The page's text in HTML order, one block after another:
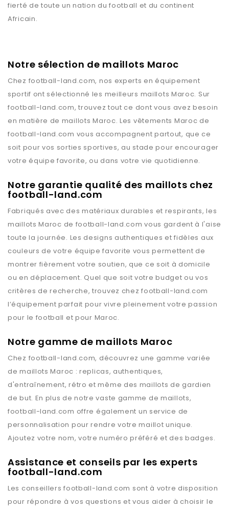
fierté de toute un nation du football et du continent
Africain.
Notre sélection de maillots Maroc
Chez football-land.com, nos experts en équipement
sportif ont sélectionné les meilleurs maillots Maroc. Sur
football-land.com, trouvez tout ce dont vous avez besoin
en matière de maillotsMaroc. Les vêtements Maroc de
football-land.com vous accompagnent partout, que ce
soit pour vos sorties sportives, au stade pour encourager
votre équipe favorite, ou dans votre vie quotidienne.
Notre garantie qualité des maillots chez
football-land.com
Fabriqués avec des matériaux durables et respirants, les
maillotsMaroc de football-land.com vous gardent à l'aise
toute la journée. Les designs authentiques et fidèles aux
couleurs de votre équipe favorite vous permettent de
montrer fièrement votre soutien, que ce soit à domicile
ou en déplacement. Quel que soit votre budget ou vos
critères de recherche, trouvez chezfootball-land.com
l’équipement parfait pour vivre pleinement votre passion
pour le football et pour Maroc.
Notre gamme de maillots Maroc
Chez football-land.com, découvrez une gamme variée
de maillotsMaroc : replicas, authentiques,
d'entraînement, rétro et même des maillots de gardien
de but. En plus de notre vaste gamme de maillots,
football-land.com offre également un service de
personnalisation pour rendre votre maillot unique.
Ajoutez votre nom, votre numéro préféré et des badges.
Assistance et conseils par les experts
football-land.com
Les conseillersfootball-land.com sont à votre disposition
pour répondre à vos questions et vous aider à choisir le